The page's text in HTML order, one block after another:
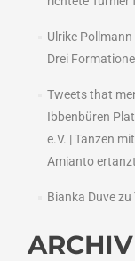
Ulrike Pollmann
Drei
Tweets that
Ibbenbüren
e.V. | Tanzen
Amianto
Bianka Duvezu
ARCHIV